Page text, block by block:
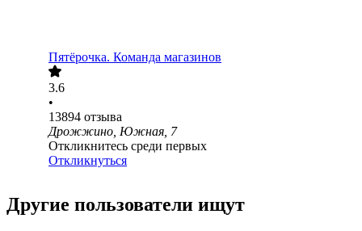
Пятёрочка. Команда магазинов
3.6
•
13894 отзыва
Дрожжино, Южная, 7
Откликнитесь среди первых
Откликнуться
Другие пользователи ищут